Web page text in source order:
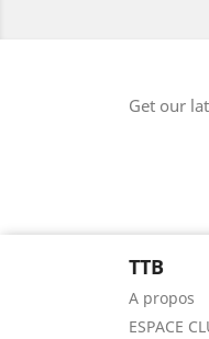
Get our
TTB
A propos
ESPACE